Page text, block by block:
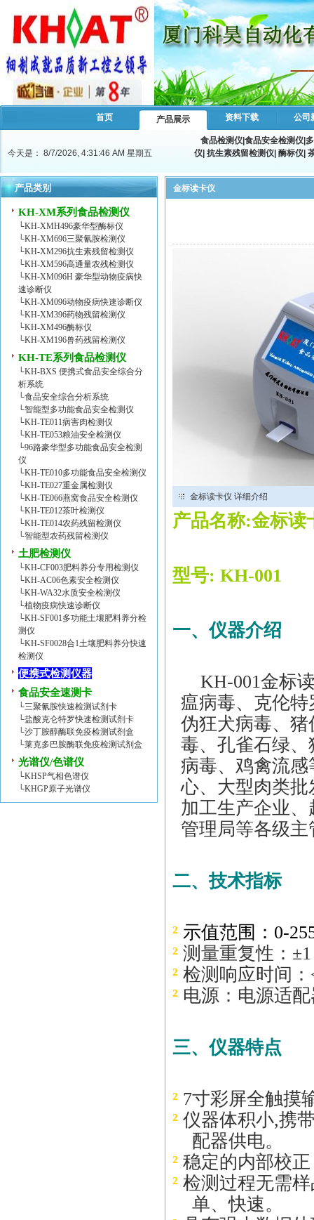
首页 产品展示 资料下载 公司
今天是： 8/7/2026, 4:31:47 AM 星期五
食品检测仪 食品安全检测仪
仪 抗生素残留检测仪 酶标仪
产品类别
KH-XM系列食品检测仪
└KH-XMH496豪华型酶标仪
└KH-XM696三聚氰胺检测仪
└KH-XM296抗生素残留检测仪
└KH-XM596高通量农残检测仪
└KH-XM096H 豪华型动物疫病快
速诊断仪
└KH-XM096动物疫病快速诊断仪
└KH-XM396药物残留检测仪
└KH-XM496酶标仪
└KH-XM196兽药残留检测仪
KH-TE系列食品检测仪
└KH-BXS 便携式食品安全综合分
析系统
└食品安全综合分析系统
└智能型多功能食品安全检测仪
└KH-TE011病害肉检测仪
└KH-TE053粮油安全检测仪
└96路豪华型多功能食品安全检测
仪
└KH-TE010多功能食品安全检测仪
└KH-TE027重金属检测仪
└KH-TE066燕窝食品安全检测仪
└KH-TE012茶叶检测仪
└KH-TE014农药残留检测仪
└智能型农药残留检测仪
土肥检测仪
└KH-CF003肥料养分专用检测仪
└KH-AC06色素安全检测仪
└KH-WA32水质安全检测仪
└植物疫病快速诊断仪
└KH-SF001多功能土壤肥料养分检
测仪
└KH-SF0028合1土壤肥料养分快速
检测仪
便携式检测仪器
食品安全速测卡
└三聚氰胺快速检测试剂卡
└盐酸克仑特罗快速检测试剂卡
└沙丁胺醇酶联免疫检测试剂盒
└莱克多巴胺酶联免疫检测试剂盒
光谱仪/色谱仪
└KHSP气相色谱仪
└KHGP原子光谱仪
金标读卡仪
金标读卡仪 详细介绍
产品名称:金标读
型号: KH-001
一、仪器介绍
KH-001金标
瘟病毒、克伦
伪狂犬病毒、
毒、孔雀石绿
病毒、鸡禽流感
心、大型肉类
加工生产企业
管理局等各级主
二、技术指标
² 示值范围：0-
² 测量重复性：±1
² 检测响应时间：
² 电源：电源适
三、仪器特点
² 7寸彩屏全触摸
² 仪器体积小,携
配器供电。
² 稳定的内部校
² 检测过程无需
单、快速。